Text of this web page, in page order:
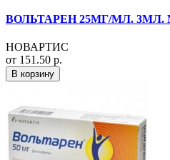
ВОЛЬТАРЕН 25МГ/МЛ.
НОВАРТИС
от 151.50 р.
В корзину